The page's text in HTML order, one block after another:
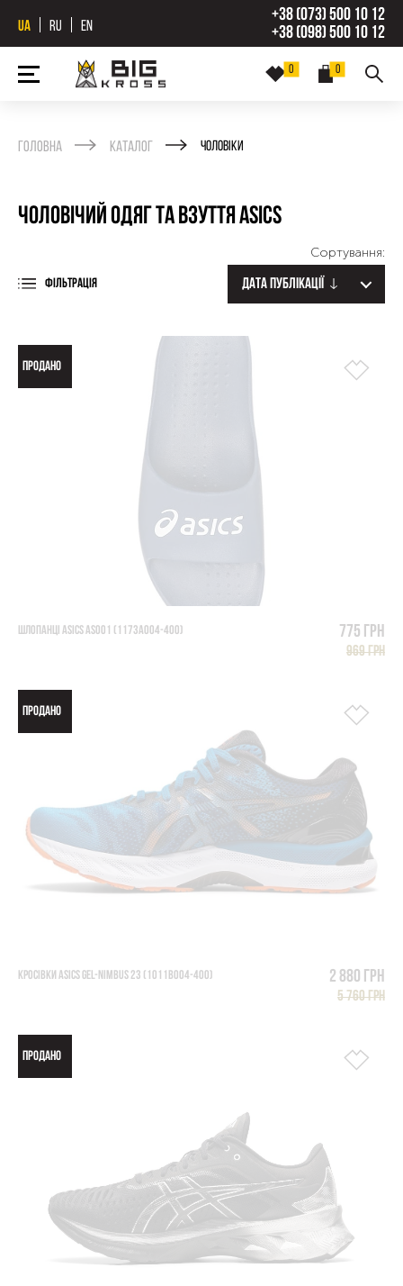
UA RU EN
+38 (073) 500 10 12
+38 (098) 500 10 12
0
0
Головна Каталог Чоловіки
Чоловічий одяг та взуття Asics
ФІЛЬТРАЦІЯ
Сортування:
Дата публікації
ПРОДАНО
ШЛОПАНЦІ ASICS AS001 (1173A004-400) 775 грн
969 грн
ПРОДАНО
КРОСІВКИ ASICS GEL-NIMBUS 23 (1011B004-400) 2 880 грн
5 760 грн
ПРОДАНО